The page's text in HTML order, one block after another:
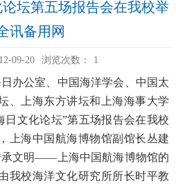
论坛第五场报告会在我校举
讯备用网
09-20 浏览次数： 1
办公室、中国海洋学会、中国太
、上海东方讲坛和上海海事大学
日文化论坛”第五场报告会在我校
上海中国航海博物馆副馆长丛建
承文明——上海中国航海博物馆的
我校海洋文化研究所所长时平教